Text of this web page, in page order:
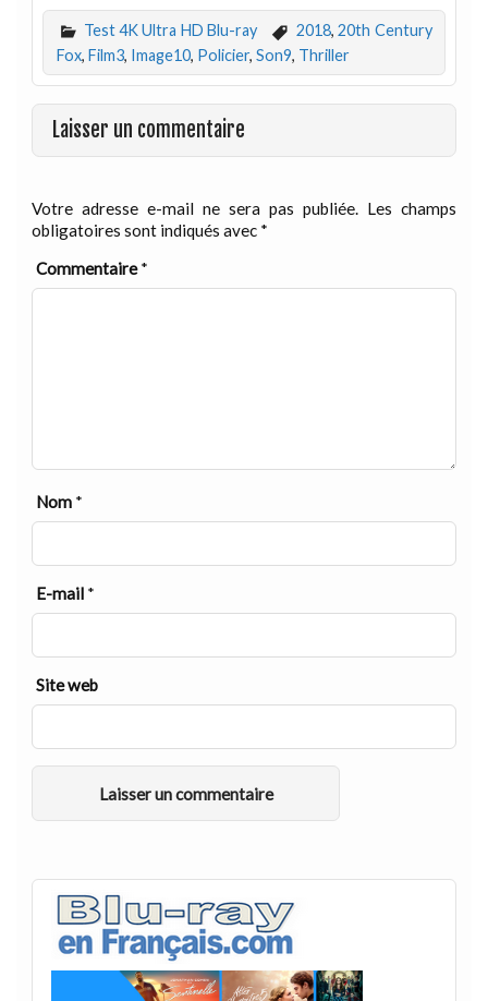
Test 4K Ultra HD Blu-ray 2018,20th Century
Fox, Film3, Image10, Policier, Son9, Thriller
Laisser un commentaire
Votre adresse e-mail ne sera pas publiée. Les champs
obligatoires sont indiqués avec *
Commentaire*
Nom *
E-mail *
Site web